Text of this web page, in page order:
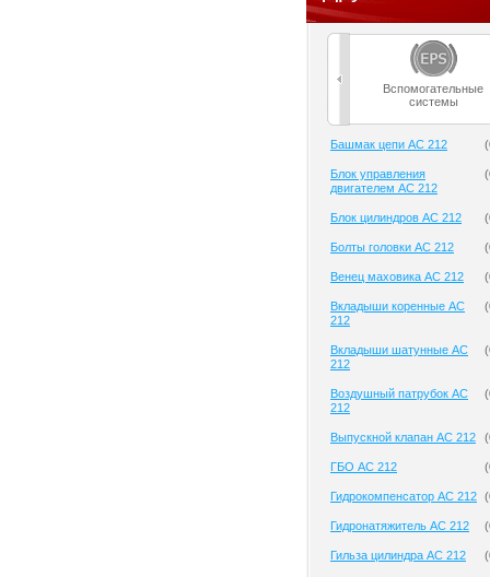
Вспомогательные
системы
Башмак цепи AC 212 (
Блок управления
двигателем AC 212
(
Блок цилиндров AC 212 (
Болты головки AC 212 (
Венец маховика AC 212 (
Вкладыши коренные AC
212
(
Вкладыши шатунные AC
212
(
Воздушный патрубок AC
212
(
Выпускной клапан AC 212 (
ГБО AC 212 (
Гидрокомпенсатор AC 212 (
Гидронатяжитель AC 212 (
Гильза цилиндра AC 212 (